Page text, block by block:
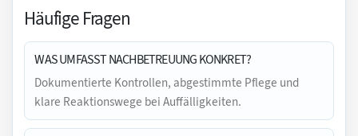
Häufige Fragen
WAS UMFASST NACHBETREUUNG KONKRET?
Dokumentierte Kontrollen, abgestimmte Pflege und
klare Reaktionswege bei Auffälligkeiten.